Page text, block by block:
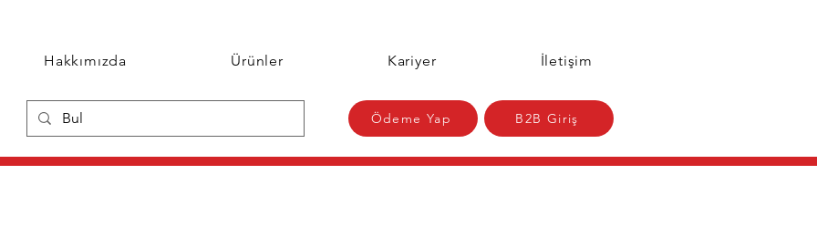
Hakkımızda Ürünler Kariyer İletişim
Ödeme Yap B2B Giriş